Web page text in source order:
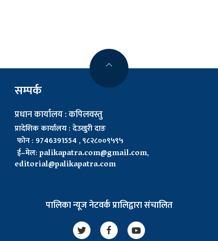
सम्पर्क
प्रधान कार्यालय : कपिलवस्तु
प्रादेशिक कार्यालय : देउखुरी दाङ
फोन : 9746391554 , ९८२८००९५९५
ई–मेल:palikapatra.com@gmail.com,
editorial@palikapatra.com
पालिका न्यूज नेटवर्क प्रालिद्वारा संचालित